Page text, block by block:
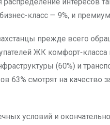
интересов
класс — 9%, и
прежде всего
ЖК комфорт-
(60%) и
63% смотрят на качество
условий и